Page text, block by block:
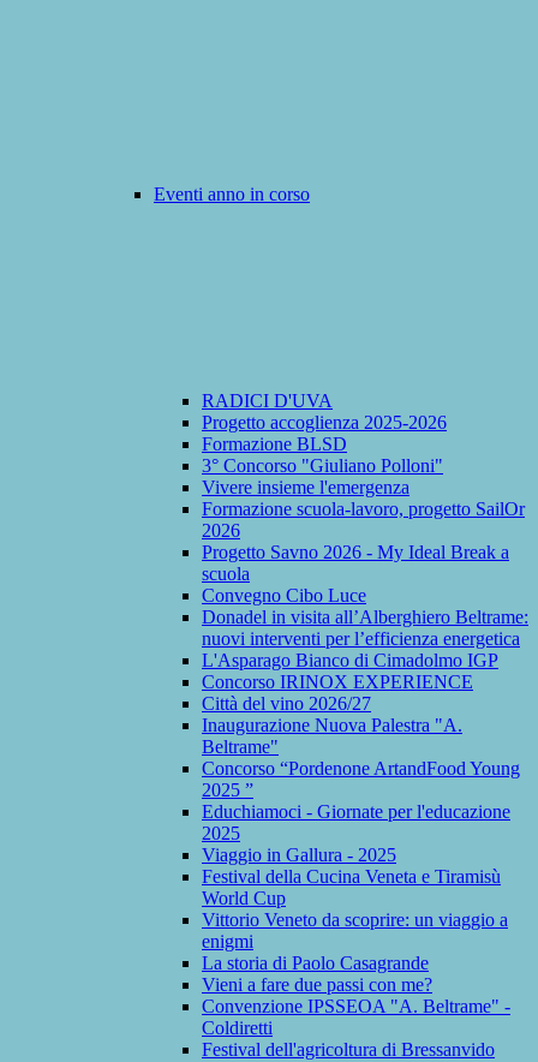
Eventi anno in corso
RADICI D'UVA
Progetto accoglienza 2025-2026
Formazione BLSD
3° Concorso "Giuliano Polloni"
Vivere insieme l'emergenza
Formazione scuola-lavoro, progetto SailOr
2026
Progetto Savno 2026 - My Ideal Break a
scuola
Convegno Cibo Luce
Donadel in visita all’Alberghiero Beltrame:
nuovi interventi per l’efficienza energetica
L'Asparago Bianco di Cimadolmo IGP
Concorso IRINOX EXPERIENCE
Città del vino 2026/27
Inaugurazione Nuova Palestra "A.
Beltrame"
Concorso “Pordenone ArtandFood Young
2025 ”
Educhiamoci - Giornate per l'educazione
2025
Viaggio in Gallura - 2025
Festival della Cucina Veneta e Tiramisù
World Cup
Vittorio Veneto da scoprire: un viaggio a
enigmi
La storia di Paolo Casagrande
Vieni a fare due passi con me?
Convenzione IPSSEOA "A. Beltrame" -
Coldiretti
Festival dell'agricoltura di Bressanvido